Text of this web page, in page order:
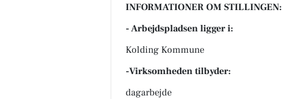
INFORMATIONER OM STILLINGEN:
- Arbejdspladsen ligger i:
Kolding Kommune
-Virksomheden tilbyder:
dagarbejde